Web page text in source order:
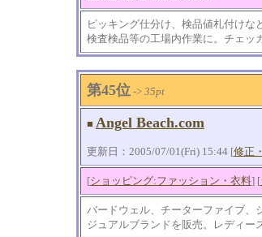
ピッキング仕分け、検品値札付け
検査検品等の工場内作業に。チェッ
第45位-> 35pt
■ Angel Beach.com
更新日：2005/07/01(Fri) 15:44 [修正
[ショッピング:ファッション・衣料] [
バードウェル、チーターファイブ、
ジュアルブランドを販売。レディー